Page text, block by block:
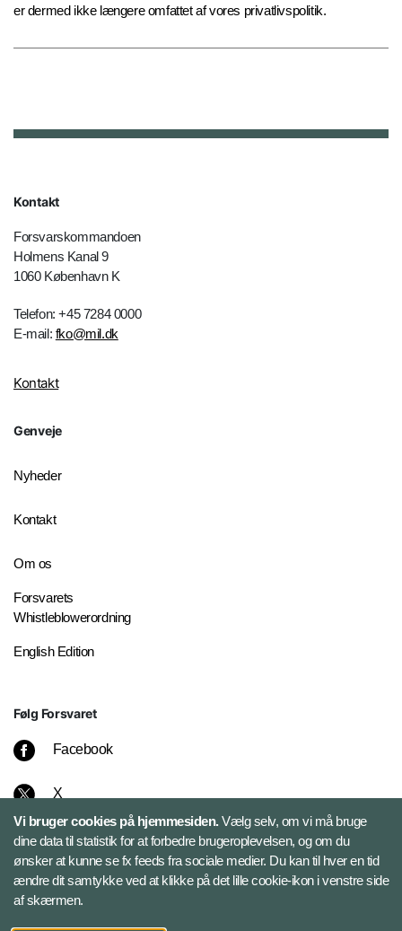
er dermed ikke længere omfattet af vores privatlivspolitik.
Kontakt
Forsvarskommandoen
Holmens Kanal 9
1060 København K
Telefon: +45 7284 0000
E-mail: fko@mil.dk
Kontakt
Genveje
Nyheder
Kontakt
Om os
Forsvarets
Whistleblowerordning
English Edition
Følg Forsvaret
Facebook
X
Instagram
Bluesky
LinkedIn
Vi bruger cookies på hjemmesiden.Vælg selv, om vi må bruge
dine data til statistik for at forbedre brugeroplevelsen, og om du
ønsker at kunne se fx feeds fra sociale medier. Du kan til hver en tid
ændre dit samtykke ved at klikke på det lille cookie-ikon i venstre side
af skærmen.